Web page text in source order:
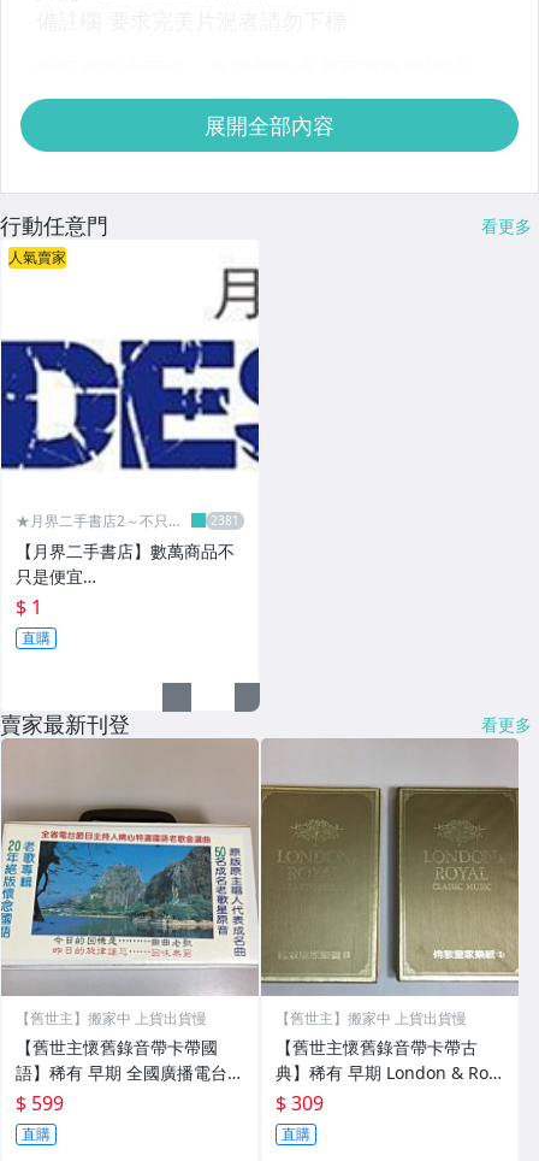
展開全部內容
行動任意門 看更多
人氣賣家
★月界二手書店2～不只是
【月界二手書店】數萬商品不
只是便宜…
$ 1
直購
賣家最新刊登 看更多
【舊世主】搬家中 上貨出貨慢
【舊世主懷舊錄音帶卡帶國
語】稀有 早期 全國廣播電台
全省電台主持人精選 20年絕版
懷念國語老歌專輯 12卷(第一
套少第4 +第二套第22) 原音 內
$ 599
直購
【舊世主】搬家中 上貨出貨慢
【舊世主懷舊錄音帶卡帶古
典】稀有 早期 London & Roy
al Classic Music 倫敦皇家樂
輯 I+II 共12卷 輕音樂古典精
選 內外乾淨
$ 309
直購